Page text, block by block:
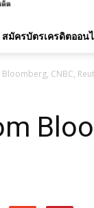
สมัครบัตรเครดิตออน
CNBC,